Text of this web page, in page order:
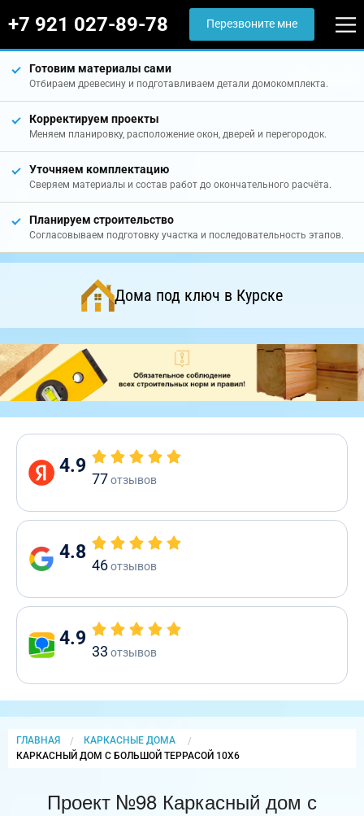
+7 921 027-89-78 Перезвоните мне
Готовим материалы сами
Отбираем древесину и подготавливаем детали домокомплекта.
Корректируем проекты
Меняем планировку, расположение окон, дверей и перегородок.
Уточняем комплектацию
Сверяем материалы и состав работ до окончательного расчёта.
Планируем строительство
Согласовываем подготовку участка и последовательность этапов.
Дома под ключ в Курске
4.9
77отзывов
4.8
46отзывов
4.9
33 отзывов
ГЛАВНАЯ
КАРКАСНЫЕ ДОМА
CURRENT:
КАРКАСНЫЙ ДОМ С БОЛЬШОЙ ТЕРРАСОЙ 10Х6
Проект №98 Каркасный дом с